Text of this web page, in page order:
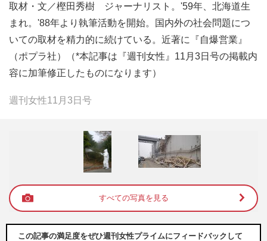
取材・文／樫田秀樹 ジャーナリスト。'59年、北海道生
まれ。'88年より執筆活動を開始。国内外の社会問題につ
いての取材を精力的に続けている。近著に『自爆営業』
（ポプラ社）（*本記事は『週刊女性』11月3日号の掲載内
容に加筆修正したものになります）
週刊女性11月3日号
すべての写真を見る
この記事の満足度をぜひ週刊女性プライムにフィードバックして